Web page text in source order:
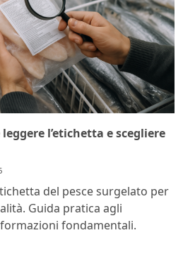
l’etichetta e scegliere
del pesce surgelato per
Guida pratica agli
fondamentali.